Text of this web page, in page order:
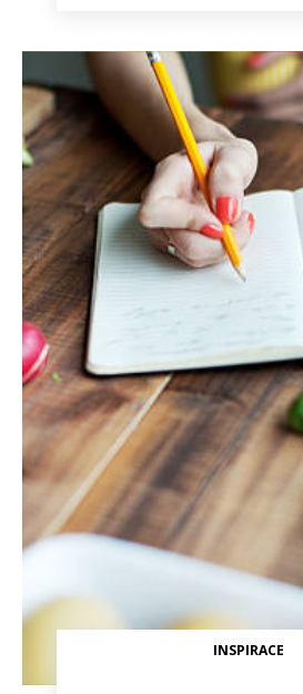
INSPIRACE